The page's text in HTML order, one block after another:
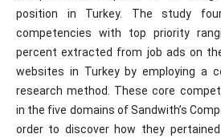
position in Turkey. The study
competencies with top priority
percent extracted from job ads on
websites in Turkey by employing a
research method. These core
in the five domains of Sandwith’s
order to discover how they